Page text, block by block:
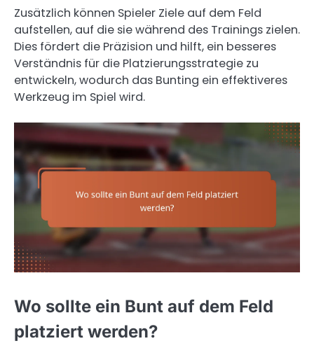
Zusätzlich können Spieler Ziele auf dem Feld
aufstellen, auf die sie während des Trainings zielen.
Dies fördert die Präzision und hilft, ein besseres
Verständnis für die Platzierungsstrategie zu
entwickeln, wodurch das Bunting ein effektiveres
Werkzeug im Spiel wird.
Wo sollte ein Bunt auf dem Feld
platziert werden?